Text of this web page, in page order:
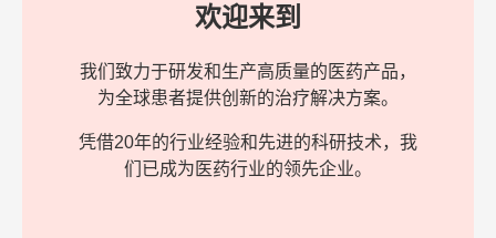
欢迎来到
我们致力于研发和生产高质量的医药产品，
为全球患者提供创新的治疗解决方案。
凭借20年的行业经验和先进的科研技术，我
们已成为医药行业的领先企业。